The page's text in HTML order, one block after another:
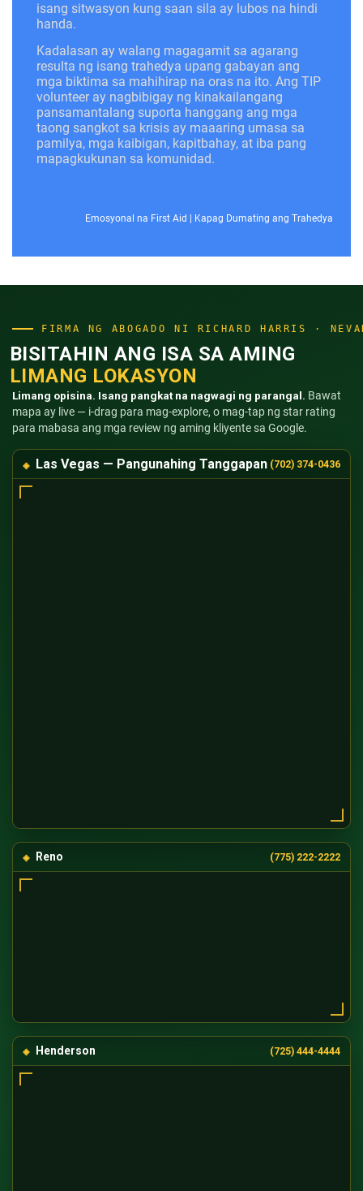
isang sitwasyon kung saan sila ay lubos na hindi
handa.
Kadalasan ay walang magagamit sa agarang
resulta ng isang trahedya upang gabayan ang
mga biktima sa mahihirap na oras na ito. Ang TIP
volunteer ay nagbibigay ng kinakailangang
pansamantalang suporta hanggang ang mga
taong sangkot sa krisis ay maaaring umasa sa
pamilya, mga kaibigan, kapitbahay, at iba pang
mapagkukunan sa komunidad.
Emosyonal na First Aid | Kapag Dumating ang Trahedya
FIRMA NG ABOGADO NI RICHARD HARRIS ·
BISITAHIN ANG ISA SA AMING
LIMANG LOKASYON
Limang opisina. Isang pangkat na nagwagi ng parangal. Bawat
mapa ay live — i-drag para mag-explore, o mag-tap ng star rating
para mabasa ang mga review ng aming kliyente sa Google.
Las Vegas — Pangunahing Tanggapan (702) 374-0436
Reno (775) 222-2222
Henderson (725) 444-4444